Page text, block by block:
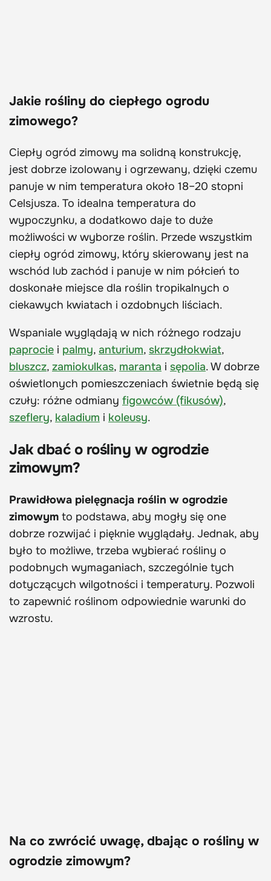
Jakie rośliny do ciepłego ogrodu
zimowego?
Ciepły ogród zimowy ma solidną konstrukcję,
jest dobrze izolowany i ogrzewany, dzięki czemu
panuje w nim temperatura około 18–20 stopni
Celsjusza. To idealna temperatura do
wypoczynku, a dodatkowo daje to duże
możliwości w wyborze roślin. Przede wszystkim
ciepły ogród zimowy, który skierowany jest na
wschód lub zachód i panuje w nim półcień to
doskonałe miejsce dla roślin tropikalnych o
ciekawych kwiatach i ozdobnych liściach.
Wspaniale wyglądają w nich różnego rodzaju
paprocie i palmy, anturium, skrzydłokwiat,
bluszcz, zamiokulkas, maranta i sępolia. W dobrze
oświetlonych pomieszczeniach świetnie będą się
czuły: różne odmiany figowców (fikusów),
szeflery, kaladium i koleusy.
Jak dbać o rośliny w ogrodzie
zimowym?
Prawidłowa pielęgnacja roślin w ogrodzie
zimowym to podstawa, aby mogły się one
dobrze rozwijać i pięknie wyglądały. Jednak, aby
było to możliwe, trzeba wybierać rośliny o
podobnych wymaganiach, szczególnie tych
dotyczących wilgotności i temperatury. Pozwoli
to zapewnić roślinom odpowiednie warunki do
wzrostu.
Na co zwrócić uwagę, dbając o rośliny w
ogrodzie zimowym?